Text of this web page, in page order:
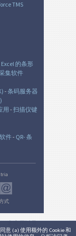
意 (a) 使用额外的 Cookie 和
TMS
Excel 的条形
集软件
-条码服务器
用 -扫描仪键
件- QR- 条
式
，本应用以及
估目的而